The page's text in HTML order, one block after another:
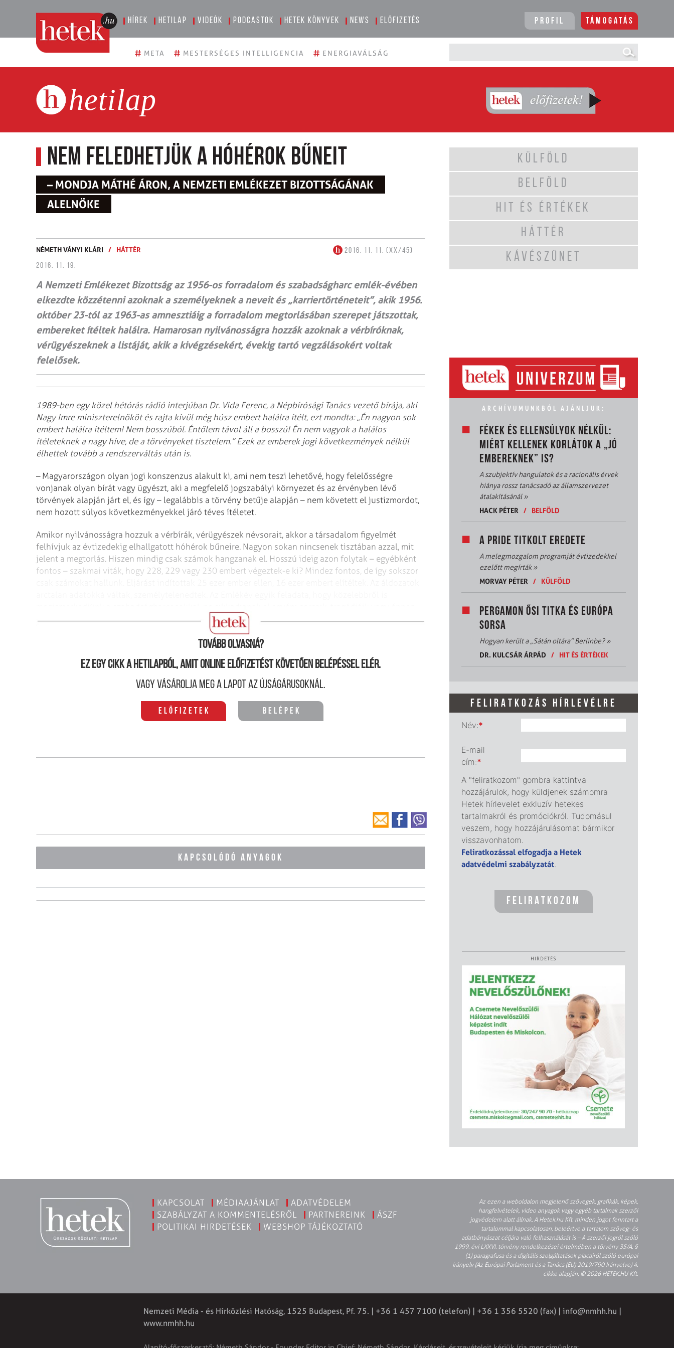
Hírek Hetilap Videók Podcastok Hetek könyvek News Előfizetés Profil Támogatás
# META # MESTERSÉGES INTELLIGENCIA # ENERGIAVÁLSÁG
hetilap
Nem feledhetjük a hóhérok bűneit
– MONDJA MÁTHÉ ÁRON, A NEMZETI EMLÉKEZET BIZOTTSÁGÁNAK
ALELNÖKE
NÉMETH VÁNYI KLÁRI / HÁTTÉR
2016. 11. 11. (XX/45)
2016. 11. 19.
A Nemzeti Emlékezet Bizottság az 1956-os forradalom és szabadságharc emlék­­-évében
elkezdte közzétenni azoknak a személyeknek a neveit és „karriertörténeteit”, akik 1956.
október 23-tól az 1963-as amnesztiáig a forradalom megtorlásában szerepet játszottak,
embereket ítéltek halálra. Hamarosan nyilvánosságra hozzák azoknak a vérbíróknak,
vérügyészeknek a listáját, akik a kivégzésekért, évekig tartó vegzálásokért voltak
felelősek.
1989-ben egy közel hétórás rádió interjúban Dr. Vida Ferenc, a Népbírósági Tanács vezető bírája, aki
Nagy Imre miniszterelnököt és rajta kívül még húsz embert halálra ítélt, ezt mondta: „Én nagyon sok
embert halálra ítéltem! Nem bosszúból. Éntőlem távol áll a bosszú! Én nem vagyok a halálos
ítéleteknek a nagy híve, de a törvényeket tisztelem.” Ezek az emberek jogi következmények nélkül
élhettek tovább a rendszerváltás után is.
– Magyarországon olyan jogi konszenzus alakult ki, ami nem teszi lehetővé, hogy felelősségre
vonjanak olyan bírát vagy ügyészt, aki a megfelelő jogszabályi környezet és az érvényben lévő
törvények alapján járt el, és így – legalábbis a törvény betűje alapján – nem követett el justizmordot,
nem hozott súlyos következményekkel járó téves ítéletet.
Amikor nyilvánosságra hozzuk a vérbírák, vérügyészek névsorait, akkor a társadalom figyelmét
felhívjuk az évtizedekig elhallgatott hóhérok bűneire. Nagyon sokan nincsenek tisztában azzal, mit
jelent a megtorlás. Hiszen mindig csak számok hangzanak el. Hosszú ideig azon folytak – egyébként
fontos – szakmai viták, hogy 228, 229 vagy 230 embert végeztek-e ki? Mindez fontos, de így sokszor
győzelmeik.
Tovább olvasná?
Ez egy cikk a hetilapból, amit online előfizetést követően belépéssel elér.
Vagy vásárolja meg a lapot az újságárusoknál.
Előfizetek Belépek
KAPCSOLÓDÓ ANYAGOK
KÜLFÖLD
BELFÖLD
HIT ÉS ÉRTÉKEK
HÁTTÉR
KÁVÉSZÜNET
ARCHÍVUMUNKBÓL AJÁNLJUK:
FÉKEK ÉS ELLENSÚLYOK NÉLKÜL:
MIÉRT KELLENEK KORLÁTOK A „JÓ
EMBEREKNEK” IS?
A szubjektív hangulatok és a racionális érvek
hiánya rossz tanácsadó az államszervezet
átalakításánál»
HACK PÉTER
/ BELFÖLD
A PRIDE TITKOLT EREDETE
A melegmozgalom programját évtizedekkel
ezelőtt megírták»
MORVAY PÉTER
/ KÜLFÖLD
PERGAMON ŐSI TITKA ÉS EURÓPA
SORSA
Hogyan került a „Sátán oltára” Berlinbe?»
DR. KULCSÁR ÁRPÁD
/ HIT ÉS ÉRTÉKEK
FELIRATKOZÁS HÍRLEVÉLRE
Név:*
E-mail
cím:*
A "feliratkozom" gombra kattintva
hozzájárulok, hogy küldjenek számomra
Hetek hírlevelet exkluzív hetekes
tartalmakról és promóciókról. Tudomásul
veszem, hogy hozzájárulásomat bármikor
visszavonhatom.
Feliratkozással elfogadja a Hetek
adatvédelmi szabályzatát.
HIRDETÉS
KAPCSOLAT MÉDIAAJÁNLAT
ADATVÉDELEM
SZABÁLYZAT A KOMMENTELÉSRŐL
PARTNEREINK
ÁSZF
POLITIKAI HIRDETÉSEK
WEBSHOP TÁJÉKOZTATÓ
Az ezen a weboldalon megjelenő szövegek, grafikák, képek,
hangfelvételek, video anyagok vagy egyéb tartalmak szerzői
jogvédelem alatt állnak. A Hetek.hu Kft. minden jogot fenntart a
tartalommal kapcsolatosan, beleértve a tartalom szöveg- és
adatbányászat céljára való felhasználását is – A szerzői jogról szóló
1999. évi LXXVI. törvény rendelkezései értelmében a törvény 35/A. §
(1) paragrafusa és a digitális szolgáltatások piacairól szóló európai
irányelv (Az Európai Parlament és a Tanács (EU) 2019/790 Irányelve) 4.
cikke alapján. © 2026 HETEK.HU Kft.
Nemzeti Média - és Hírközlési Hatóság, 1525 Budapest, Pf. 75. | +36 1 457 7100 (telefon) | +36 1 356 5520 (fax) | info@nmhh.hu
www.nmhh.hu